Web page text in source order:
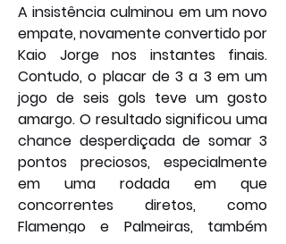
A insistência culminou em um novo
empate, novamente convertido por
Kaio Jorge nos instantes finais.
Contudo, o placar de 3 a 3 em um
jogo de seis gols teve um gosto
amargo. O resultado significou uma
chance desperdiçada de somar 3
pontos preciosos, especialmente
em uma rodada em que
concorrentes diretos, como
Flamengo e Palmeiras, também